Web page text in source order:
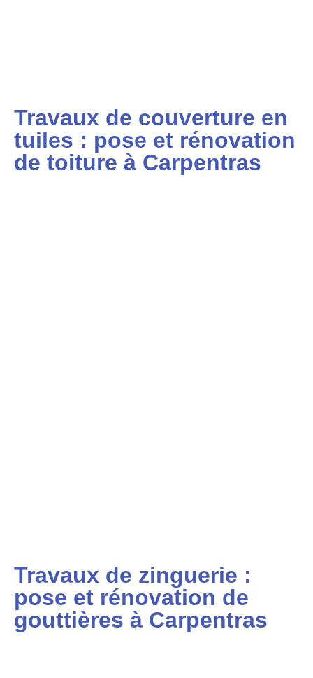
Travaux de couverture en
tuiles : pose et rénovation
de toiture à Carpentras
Travaux de zinguerie :
pose et rénovation de
gouttières à Carpentras